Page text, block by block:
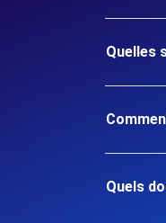
Quelles
Quels